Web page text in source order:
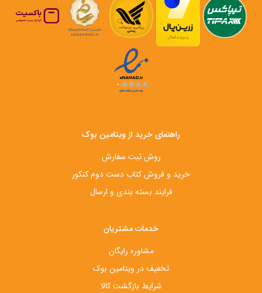
راهنمای خرید از ویتامین بوک
روش ثبت سفارش
خرید و فروش کتاب دست‌ دوم کنکور
فرایند بسته بندی و ارسال
خدمات مشتریان
مشاوره رایگان
تخفیف در ویتامین بوک
شرایط بازگشت کالا